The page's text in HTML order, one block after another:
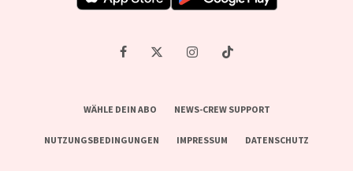
WÄHLE DEIN ABO NEWS-CREW SUPPORT
NUTZUNGSBEDINGUNGEN IMPRESSUM DATENSCHUTZ